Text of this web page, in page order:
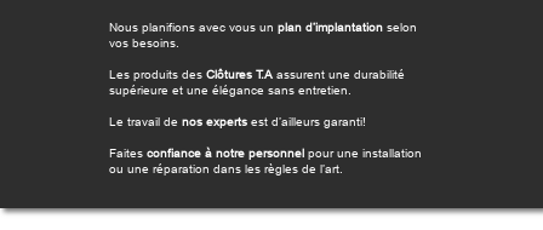
Nous planifions avec vous un plan d’implantationselon
vos besoins.
Les produits des Clôtures T.Aassurent une durabilité
supérieure et une élégance sans entretien.
Le travail de nos expertsest d’ailleurs garanti!
Faites confiance à notre personnelpour une installation
ou une réparation dans les règles de l’art.